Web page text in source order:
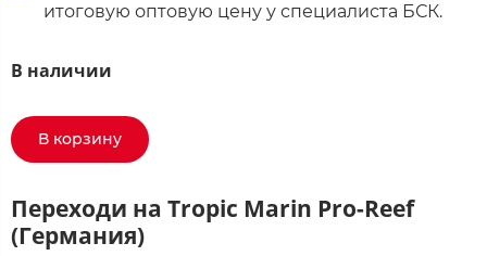
итоговую оптовую цену у специалиста БСК.
В наличии
В корзину
Переходи на Tropic Marin Pro-Reef
(Германия)